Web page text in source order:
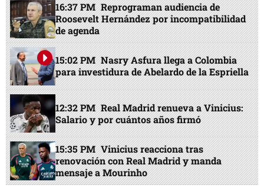
16:37 PM Reprograman audiencia de
Roosevelt Hernández por incompatibilidad
de agenda
15:02 PM Nasry Asfura llega a Colombia
para investidura de Abelardo de la Espriella
12:32 PM Real Madrid renueva a Vinicius:
Salario y por cuántos años firmó
15:35 PM Vinicius reacciona tras
renovación con Real Madrid y manda
mensaje a Mourinho